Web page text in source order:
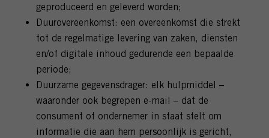
geproduceerd en geleverd worden;
Duurovereenkomst: een overeenkomst die strekt
tot de regelmatige levering van zaken, diensten
en/of digitale inhoud gedurende een bepaalde
periode;
Duurzame gegevensdrager: elk hulpmiddel –
waaronder ook begrepen e-mail – dat de
consument of ondernemer in staat stelt om
informatie die aan hem persoonlijk is gericht,